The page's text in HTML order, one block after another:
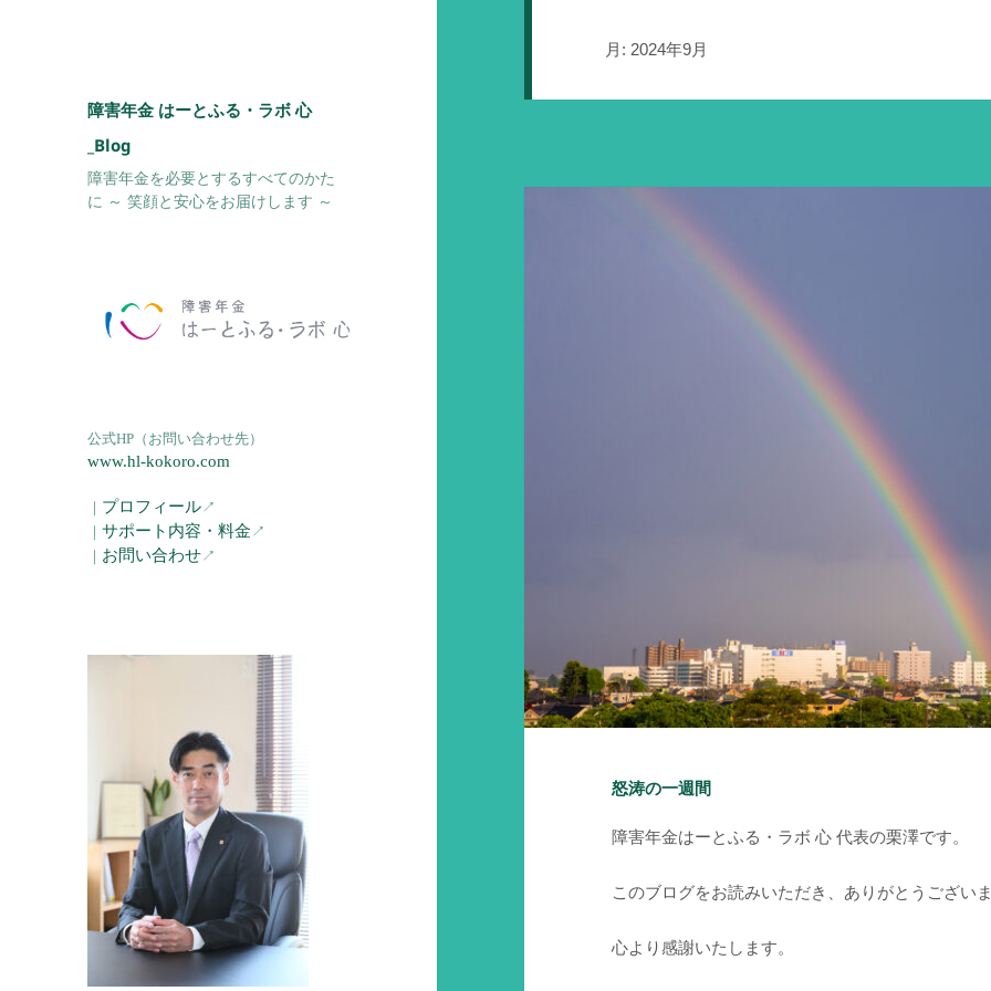
障害年金 はーとふる・ラボ 心
_Blog
障害年金を必要とするすべてのかた
に ～ 笑顔と安心をお届けします ～
公式HP（お問い合わせ先）
www.hl-kokoro.com
｜ プロフィール↗︎
｜サポート内容・料金 ↗︎
｜ お問い合わせ↗︎
月:2024年9月
怒涛の一週間
障害年金はーとふる・ラボ 心 代表の栗澤です。
このブログをお読みいただき、ありがとうござい
心より感謝いたします。